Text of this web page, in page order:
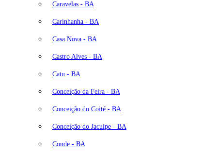
Caravelas - BA
Carinhanha - BA
Casa Nova - BA
Castro Alves - BA
Catu - BA
Conceição da Feira - BA
Conceição do Coité - BA
Conceição do Jacuípe - BA
Conde - BA